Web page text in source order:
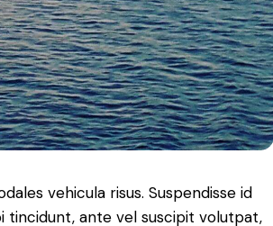
vehicula risus. Suspendisse id
tincidunt, ante vel suscipit volutpat,